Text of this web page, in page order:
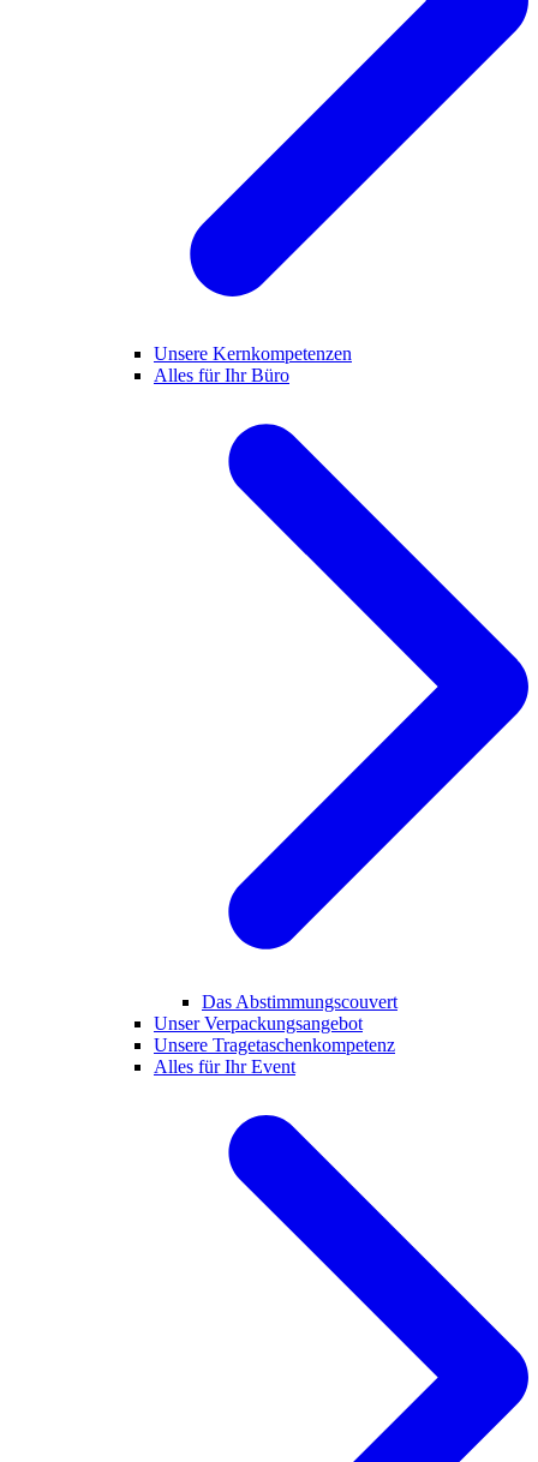
Unsere Kernkompetenzen
Alles für Ihr Büro
Das Abstimmungscouvert
Unser Verpackungsangebot
Unsere Tragetaschenkompetenz
Alles für Ihr Event